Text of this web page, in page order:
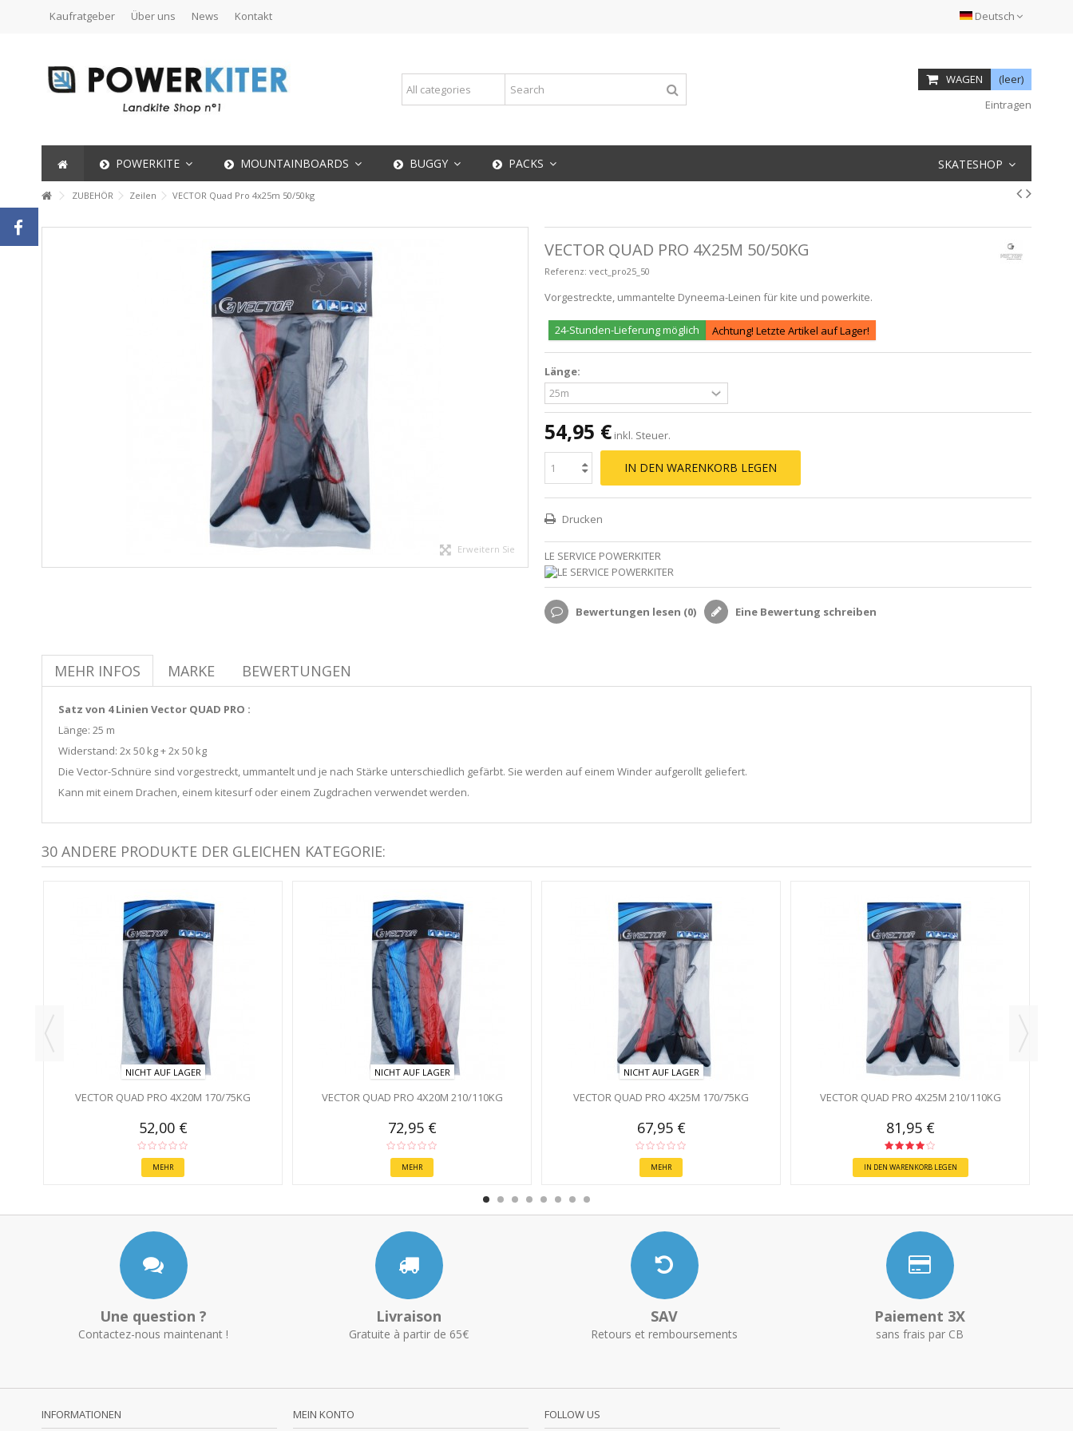
Deutsch
Kaufratgeber Über uns News Kontakt
WAGEN
(leer)
Eintragen
POWERKITE MOUNTAINBOARDS BUGGY PACKS SKATESHOP
ZUBEHÖR Zeilen VECTOR Quad Pro 4x25m 50/50kg
Erweitern Sie
VECTOR QUAD PRO 4X25M 50/50KG
Referenz: vect_pro25_50
Vorgestreckte, ummantelte Dyneema-Leinen für kite und powerkite.
24-Stunden-Lieferung möglich Achtung! Letzte Artikel auf Lager!
Länge:
54,95 € inkl. Steuer.
IN DEN WARENKORB LEGEN
Drucken
LE SERVICE POWERKITER
Bewertungen lesen (0) Eine Bewertung schreiben
MEHR INFOS MARKE BEWERTUNGEN
Satz von 4 Linien Vector QUAD PRO :
Länge: 25 m
Widerstand: 2x 50 kg + 2x 50 kg
Die Vector-Schnüre sind vorgestreckt, ummantelt und je nach Stärke unterschiedlich gefärbt. Sie werden auf einem Winder aufgerollt geliefert.
Kann mit einem Drachen, einem kitesurf oder einem Zugdrachen verwendet werden.
30 ANDERE PRODUKTE DER GLEICHEN KATEGORIE:
NICHT AUF LAGER
VECTOR QUAD PRO 4X20M 170/75KG
52,00 €
MEHR
NICHT AUF LAGER
VECTOR QUAD PRO 4X20M 210/110KG
72,95 €
MEHR
NICHT AUF LAGER
VECTOR QUAD PRO 4X25M 170/75KG
67,95 €
MEHR
VECTOR QUAD PRO 4X25M 210/110KG
81,95 €
IN DEN WARENKORB LEGEN
Une question ?
Contactez-nous maintenant !
Livraison
Gratuite à partir de 65€
SAV
Retours et remboursements
Paiement 3X
sans frais par CB
INFORMATIONEN MEIN KONTO FOLLOW US